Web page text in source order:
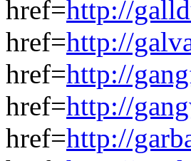
href=http://
href=http://
href=http://
href=http://
href=http://